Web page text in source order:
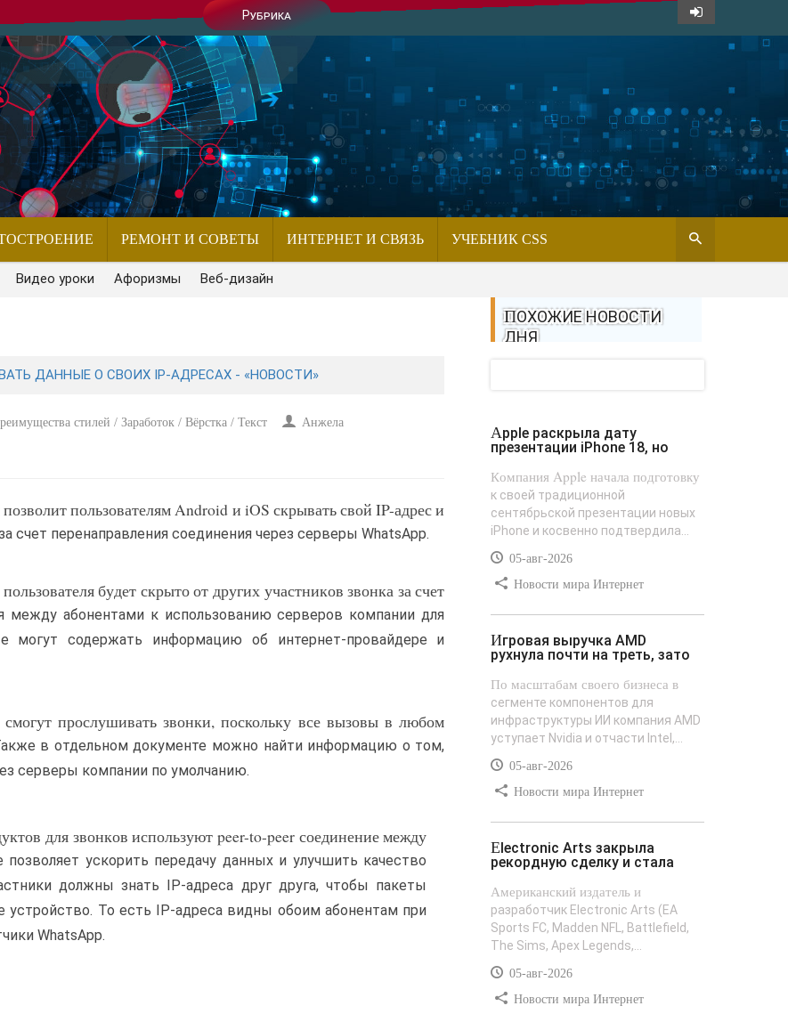
Рубрика
РЕМОНТ И СОВЕТЫ ИНТЕРНЕТ И СВЯЗЬ УЧЕБНИК CSS
Видео уроки Афоризмы Веб-дизайн
ДАННЫЕ О СВОИХ IP-АДРЕСАХ - «НОВОСТИ»
стилей / Заработок / Вёрстка / Текст
Анжела
пользователям Android и iOS скрывать свой IP-адрес и
перенаправления соединения через серверы WhatsApp.
будет скрыто от других участников звонка за счет
между абонентами к использованию серверов компании для
могут содержать информацию об интернет-провайдере и
прослушивать звонки, поскольку все вызовы в любом
в отдельном документе можно найти информацию о том,
серверы компании по умолчанию.
для звонков используют peer-to-peer соединение между
ускорить передачу данных и улучшить качество
должны знать IP-адреса друг друга, чтобы пакеты
То есть IP-адреса видны обоим абонентам при
WhatsApp.
ПОХОЖИЕ НОВОСТИ
ДНЯ
Apple раскрыла дату
презентации iPhone 18, но
Компания Apple начала подготовку
к своей традиционной
сентябрьской презентации новых
iPhone и косвенно подтвердила...
05-авг-2026
Новости мира Интернет
Игровая выручка AMD
рухнула почти на треть, зато
По масштабам своего бизнеса в
сегменте компонентов для
инфраструктуры ИИ компания AMD
уступает Nvidia и отчасти Intel,...
05-авг-2026
Новости мира Интернет
Electronic Arts закрыла
рекордную сделку и стала
Американский издатель и
разработчик Electronic Arts (EA
Sports FC, Madden NFL, Battlefield,
The Sims, Apex Legends,...
05-авг-2026
Новости мира Интернет